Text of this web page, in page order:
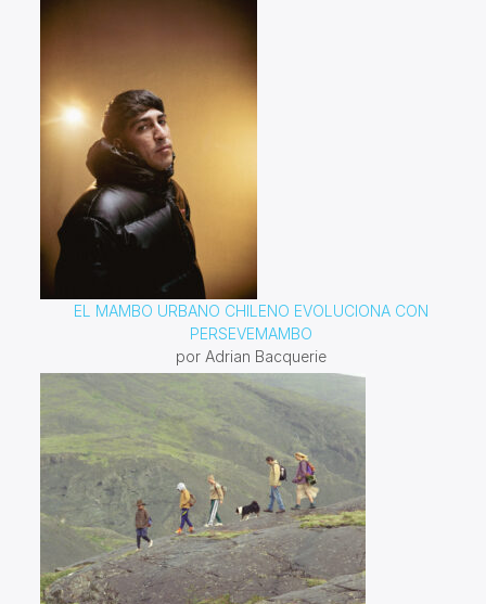
EL MAMBO URBANO CHILENO EVOLUCIONA CON
PERSEVEMAMBO
por Adrian Bacquerie